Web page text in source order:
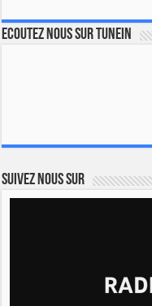
Ecoutez nous sur TuneIn
Suivez nous sur